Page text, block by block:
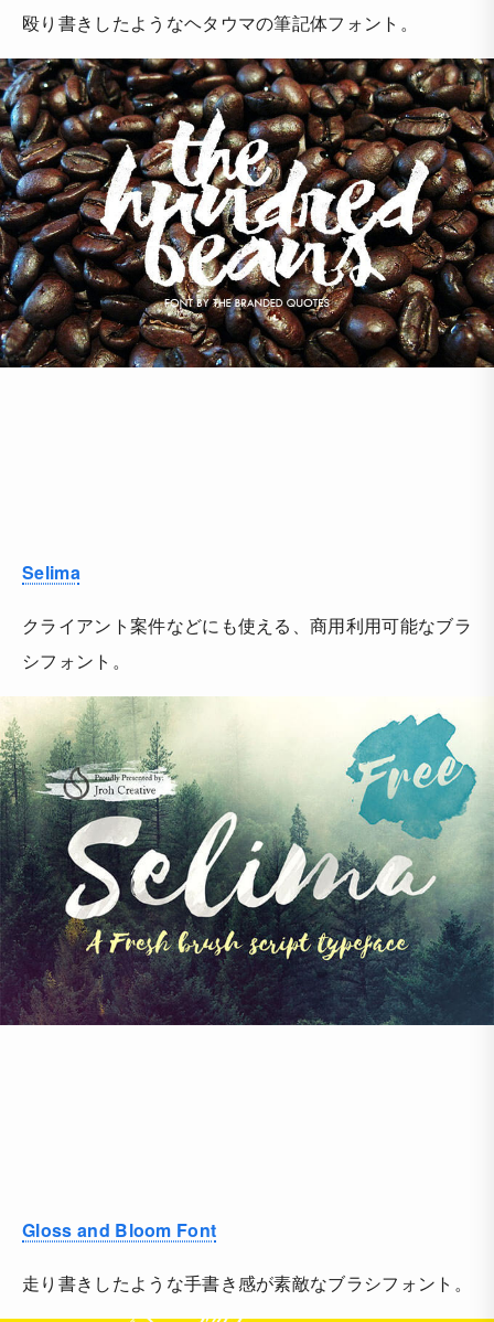
殴り書きしたようなヘタウマの筆記体フォント。
Selima
クライアント案件などにも使える、商用利用可能なブラ
シフォント。
Gloss and Bloom Font
走り書きしたような手書き感が素敵なブラシフォント。